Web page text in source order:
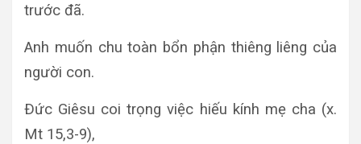
trước đã.
Anh muốn chu toàn bổn phận thiêng liêng của
người con.
Ðức Giêsu coi trọng việc hiếu kính mẹ cha (x.
Mt 15,3-9),